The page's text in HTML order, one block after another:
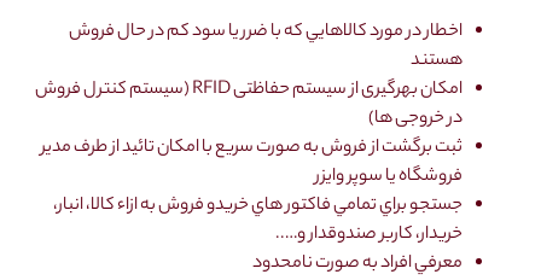
اخطار در مورد كالاهايي كه با ضرر يا سود كم در حال فروش
هستند
امکان بهرگیری از سیستم حفاظتی RFID (سیستم کنترل فروش
در خروجی ها)
ثبت برگشت از فروش به صورت سريع با امكان تائيد از طرف مدير
فروشگاه يا سوپر وايزر
جستجو براي تمامي فاكتور هاي خريدو فروش به ازاء كالا، انبار،
خريدار، كاربر صندوقدار و…..
معرفي افراد به صورت نامحدود